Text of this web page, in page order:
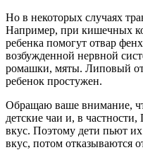
Но в некоторых случаях
Например, при кишечных
ребенка помогут отвар
возбужденной нервной
ромашки, мяты. Липовый
ребенок простужен.
Обращаю ваше внимание,
детские чаи и, в
вкус. Поэтому дети пьют
вкус, потом отказываются